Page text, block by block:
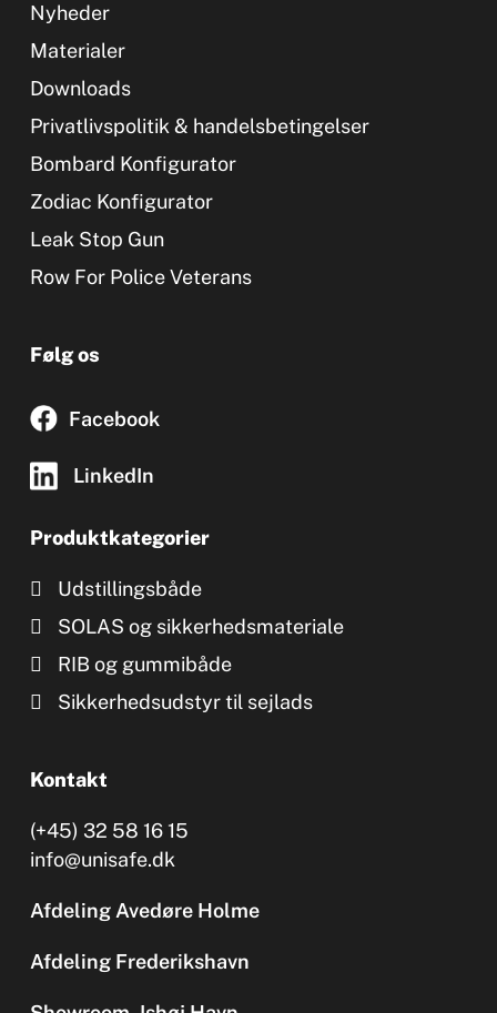
Nyheder
Materialer
Downloads
Privatlivspolitik & handelsbetingelser
Bombard Konfigurator
Zodiac Konfigurator
Leak Stop Gun
Row For Police Veterans
Følg os
Facebook
LinkedIn
Produktkategorier
Udstillingsbåde
SOLAS og sikkerhedsmateriale
RIB og gummibåde
Sikkerhedsudstyr til sejlads
Kontakt
(+45) 32 58 16 15
info@unisafe.dk
Afdeling Avedøre Holme
Afdeling Frederikshavn